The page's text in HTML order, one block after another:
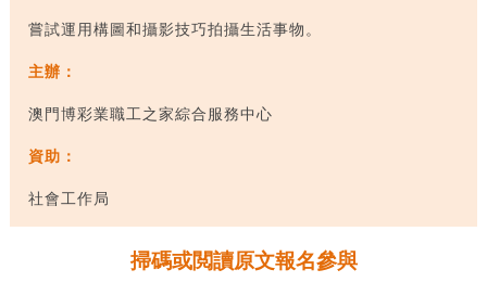
嘗試運用構圖和攝影技巧拍攝生活事物。
主辦：
澳門博彩業職工之家綜合服務中心
資助：
社會工作局
掃碼或閲讀原文報名參與